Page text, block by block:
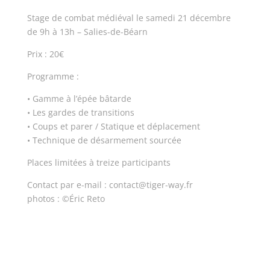
Stage de combat médiéval le samedi 21 décembre
de 9h à 13h – Salies-de-Béarn
Prix : 20€
Programme :
• Gamme à l’épée bâtarde
• Les gardes de transitions
• Coups et parer / Statique et déplacement
• Technique de désarmement sourcée
Places limitées à treize participants
Contact par e-mail : contact@tiger-way.fr
photos : ©Éric Reto